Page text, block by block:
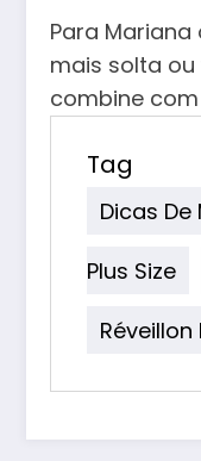
Para
mais solta
combine
Tag
Dicas De
Plus Size